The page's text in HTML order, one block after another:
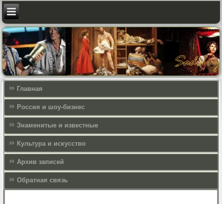
Главная
Россия и шоу-бизнес
Знаменитые и известные
Культура и искусcтво
Архив записей
Обратная связь